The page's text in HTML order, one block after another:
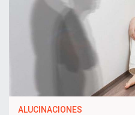
ALUCINACIONES